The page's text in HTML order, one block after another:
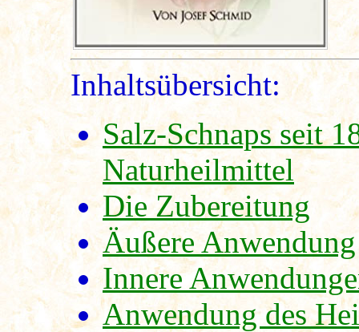
Inhaltsübersicht:
Salz-Schnaps seit
Naturheilmittel
Die Zubereitung
Äußere Anwendung
Innere
Anwendung des